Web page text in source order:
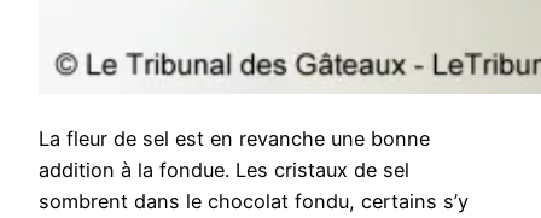
La fleur de sel est en revanche une bonne
addition à la fondue. Les cristaux de sel
sombrent dans le chocolat fondu, certains s’y